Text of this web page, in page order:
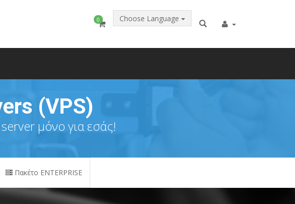
0 Choose Language
(VPS)
μόνο για εσάς!
Πακέτο ENTERPRISE